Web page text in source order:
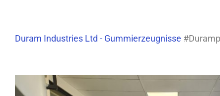
Duram Industries Ltd - Gummierzeugnisse